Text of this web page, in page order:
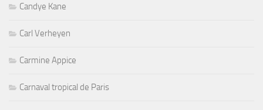
Candye Kane
Carl Verheyen
Carmine Appice
Carnaval tropical de Paris